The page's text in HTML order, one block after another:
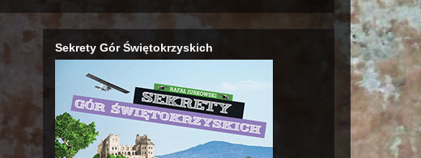
Sekrety Gór Świętokrzyskich